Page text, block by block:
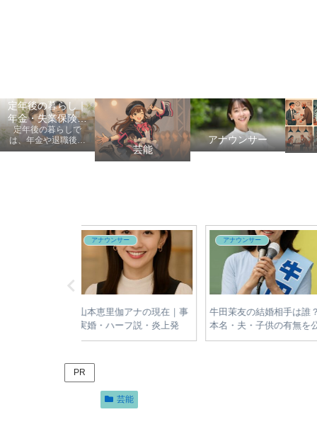
定年後の暮らし｜
年金・失業保険・
健康保険の手続き
定年後の暮らしで
は、年金や退職後の
手続き、健康保険、
芸能
アナウンサー
自転車
【2026年最新】自転車違反
一覧｜青切符・反則金制度
と安全指導の全知識
自転車
自転車利用者必見！青
制度と違反行為の罰金
【2024年版】
PR
芸能